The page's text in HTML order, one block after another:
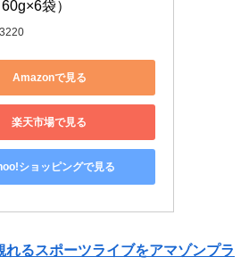
袋）
Amazonで見る
楽天市場で見る
ショッピングで見る
れるスポーツライブをアマゾンプラ